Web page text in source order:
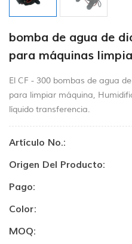
bomba de agua de
para máquinas
El CF - 300 bombas de agua
para limpiar máquina,
líquido transferencia.
Artículo No.:
Origen Del Producto:
Pago:
Color:
MOQ: